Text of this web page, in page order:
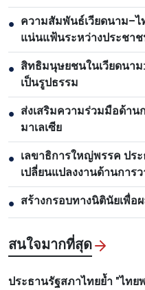
● ความสัมพันธ์เวียดนาม–
แน่นแฟ้นระหว่างประชาช
● สิทธิมนุษยชนในเวียดนา
เป็นรูปธรรม
● ส่งเสริมความร่วมมือด้าน
มาเลเซีย
● เลขาธิการใหญ่พรรค ปร
เปลี่ยนแปลงงานด้านการ
ฐาน
● สร้างกรอบทางนิตินัยเพื่อ
สนใจมากที่สุด
ประธานรัฐสภาไทยย้ำ "ไทย